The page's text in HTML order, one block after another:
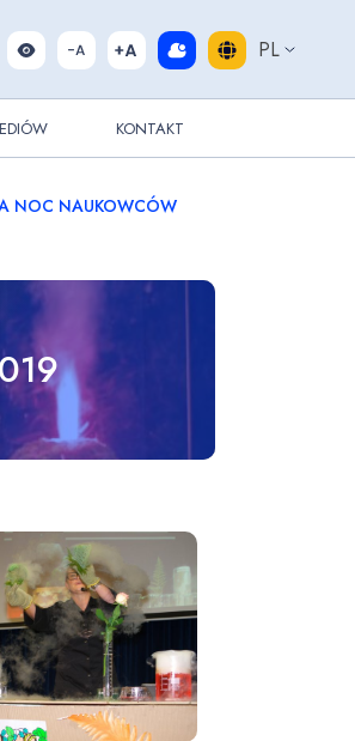
PL
KONTAKT
NOC NAUKOWCÓW